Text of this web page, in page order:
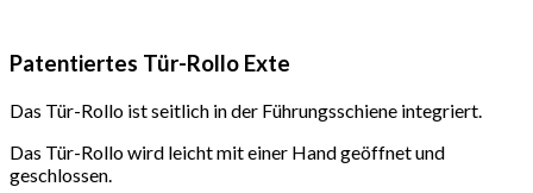
Patentiertes Tür-Rollo Exte
Das Tür-Rollo ist seitlich in der Führungsschiene integriert.
Das Tür-Rollo wird leicht mit einer Hand geöffnet und
geschlossen.